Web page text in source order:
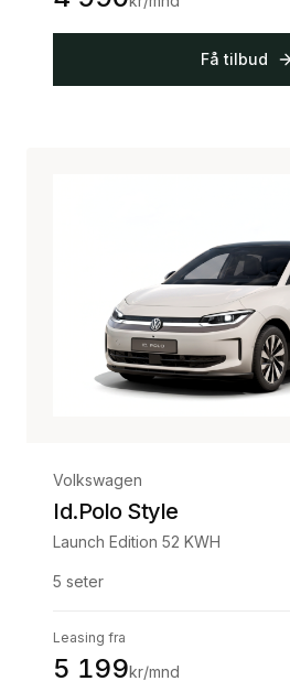
Få tilbud
Volkswagen
Id.Polo Style
Launch Edition 52 KWH
5 seter
Leasing fra
5 199kr/mnd